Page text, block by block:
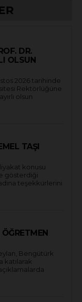
DR.
OLSUN
2026 tarihinde
Rektörlüğüne
olsun
TAŞI
konusu
gösterdiği
teşekkürlerini
Bengütürk
katılarak